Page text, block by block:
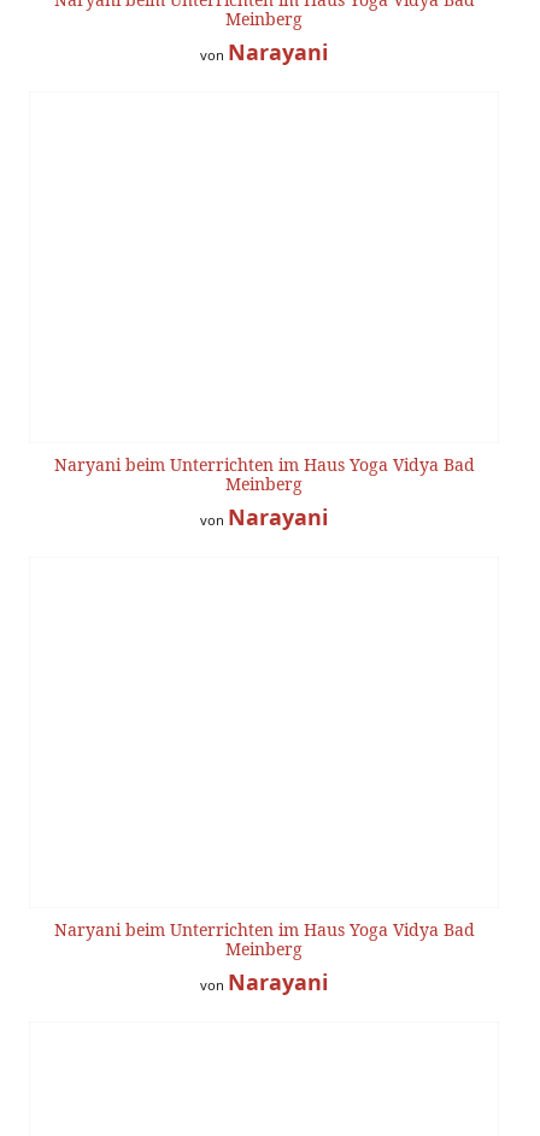
Meinberg
von Narayani
Naryani beim Unterrichten im Haus Yoga Vidya Bad
Meinberg
von Narayani
Naryani beim Unterrichten im Haus Yoga Vidya Bad
Meinberg
von Narayani